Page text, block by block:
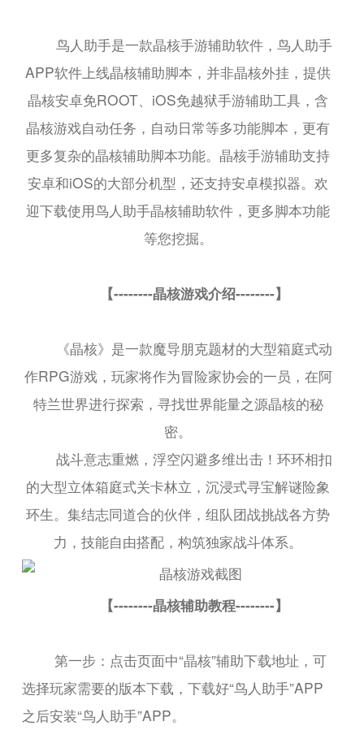
鸟人助手是一款晶核手游辅助软件，鸟人助手
APP软件上线晶核辅助脚本，并非晶核外挂，提供
晶核安卓免ROOT、iOS免越狱手游辅助工具，含
晶核游戏自动任务，自动日常等多功能脚本，更有
更多复杂的晶核辅助脚本功能。晶核手游辅助支持
安卓和iOS的大部分机型，还支持安卓模拟器。欢
迎下载使用鸟人助手晶核辅助软件，更多脚本功能
等您挖掘。
【--------晶核游戏介绍--------】
《晶核》是一款魔导朋克题材的大型箱庭式动
作RPG游戏，玩家将作为冒险家协会的一员，在阿
特兰世界进行探索，寻找世界能量之源晶核的秘
密。
战斗意志重燃，浮空闪避多维出击！环环相扣
的大型立体箱庭式关卡林立，沉浸式寻宝解谜险象
环生。集结志同道合的伙伴，组队团战挑战各方势
力，技能自由搭配，构筑独家战斗体系。
【--------晶核辅助教程--------】
第一步：点击页面中“晶核”辅助下载地址，可
选择玩家需要的版本下载，下载好“鸟人助手”APP
之后安装“鸟人助手”APP。